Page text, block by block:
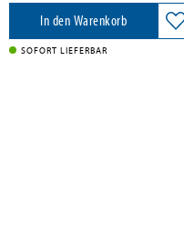
In den Warenkorb
SOFORT LIEFERBAR